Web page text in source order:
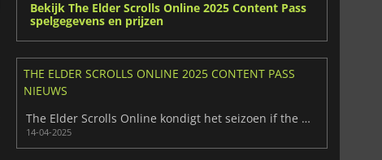
Bekijk The Elder Scrolls Online 2025 Content Pass
spelgegevens en prijzen
THE ELDER SCROLLS ONLINE 2025 CONTENT PASS
NIEUWS
The Elder Scrolls Online kondigt het seizoen if the Worm Cult aan
14-04-2025